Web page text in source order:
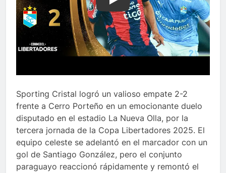
Play
Sporting Cristal logró un valioso empate 2-2
frente a Cerro Porteño en un emocionante duelo
disputado en el estadio La Nueva Olla, por la
tercera jornada de la Copa Libertadores 2025. El
equipo celeste se adelantó en el marcador con un
gol de Santiago González, pero el conjunto
paraguayo reaccionó rápidamente y remontó el